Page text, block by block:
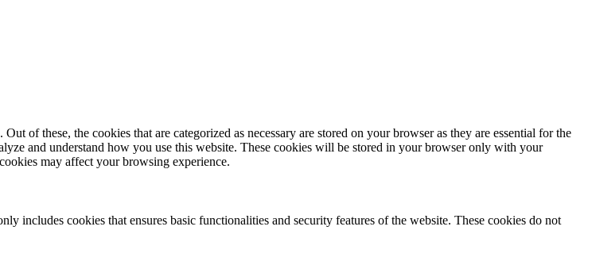
of these, the cookies that are categorized as necessary are stored on your browser as they are essential for the
and understand how you use this website. These cookies will be stored in your browser only with your
may affect your browsing experience.
includes cookies that ensures basic functionalities and security features of the website. These cookies do not